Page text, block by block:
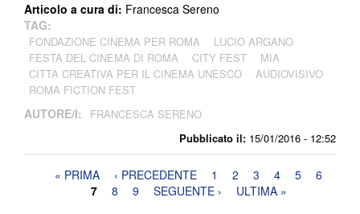
Pubblicato il: 15/01/2016 - 12:52
Articolo a cura di: Francesca Sereno
TAG:
FONDAZIONE CINEMA PER ROMA
LUCIO ARGANO
FESTA DEL CINEMA DI ROMA
CITY FEST
MIA
CITTÀ CREATIVA PER IL CINEMA UNESCO
AUDIOVISIVO
ROMA FICTION FEST
AUTORE/I: FRANCESCA SERENO
Pagine« PRIMA ‹ PRECEDENTE 1 2 3 4 5
6
7
8 9 SEGUENTE › ULTIMA »